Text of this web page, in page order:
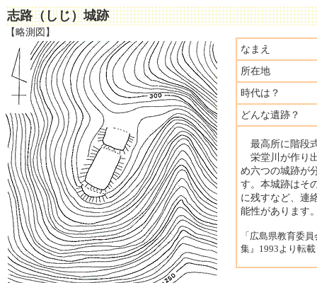
志路（しじ）城跡
【略測図】
なまえ
所在地
時代は？
どんな遺跡？
最高所に階段
栄堂川が作り
め六つの城跡が
す。本城跡はそ
に残すなど、連
能性があります
「広島県教育委
集』1993より転載